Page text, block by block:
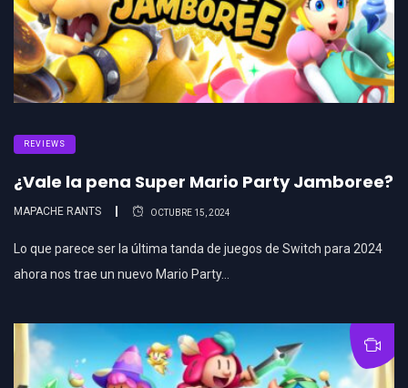
REVIEWS
¿Vale la pena Super Mario Party Jamboree?
MAPACHE RANTS OCTUBRE 15, 2024
Lo que parece ser la última tanda de juegos de Switch para 2024
ahora nos trae un nuevo Mario Party…